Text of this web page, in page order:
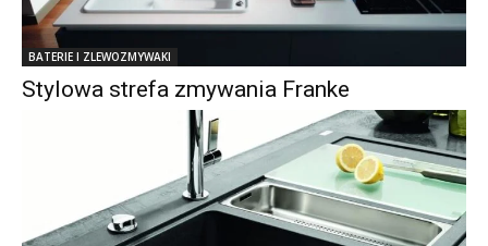
BATERIE I ZLEWOZMYWAKI
Stylowa strefa zmywania Franke